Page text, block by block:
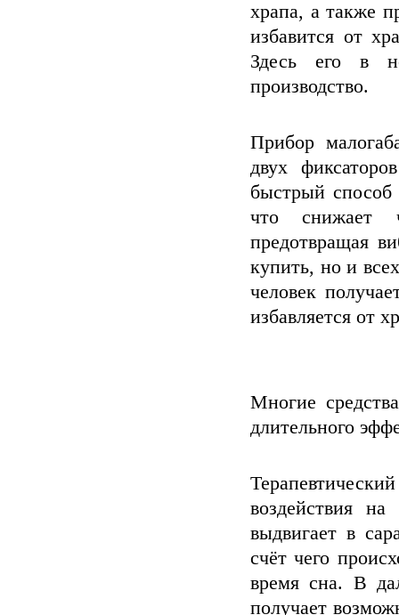
храпа, а также
избавится от
Здесь его в
производство.
Прибор
двух
быстрый способ
что снижает
предотвращая
купить, но и
человек
избавляется от
Многие
длительного
воздействия
выдвигает в
счёт чего
время сна. В
получает